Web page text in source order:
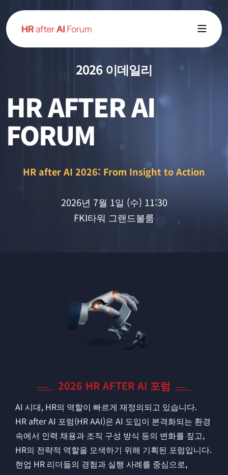
2026 이데일리
HR AFTER AI
FORUM
HR after AI 2026: From Insight to Action
2026년 7월 1일 (수) 11:30
FKI타워 그랜드볼룸
2026 HR AFTER AI 포럼
AI 시대, HR의 역할이 빠르게 재정의되고 있습니다.
HR after AI 포럼(HR AAI)은 AI 도입이 본격화되는 환경
속에서 인력 채용과 조직 구성 방식 등의 변화를 짚고,
HR의 전략적 역할을 모색하기 위해 기획된 포럼입니다.
현업 HR 리더들의 경험과 실행 사례를 중심으로,